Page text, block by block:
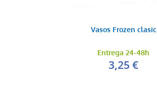
Vasos Frozen clasic
Entrega 24-48h
3,25 €